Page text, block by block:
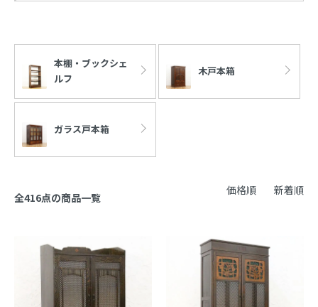
カテゴリー一覧
本棚・ブックシェ
ルフ
木戸本箱
ガラス戸本箱
全416点の商品一覧
価格順 新着順